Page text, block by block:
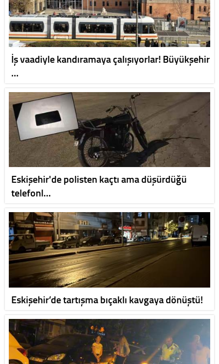
İş vaadiyle kandıramaya çalışıyorlar! Büyükşehir
…
Eskişehir'de polisten kaçtı ama düşürdüğü
telefonl…
Eskişehir’de tartışma bıçaklı kavgaya dönüştü!